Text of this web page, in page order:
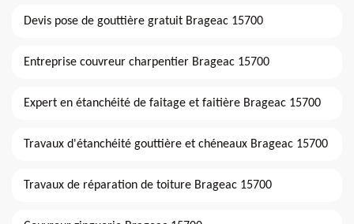
Devis pose de gouttière gratuit Brageac 15700
Entreprise couvreur charpentier Brageac 15700
Expert en étanchéité de faitage et faitière Brageac 15700
Travaux d'étanchéité gouttière et chéneaux Brageac 15700
Travaux de réparation de toiture Brageac 15700